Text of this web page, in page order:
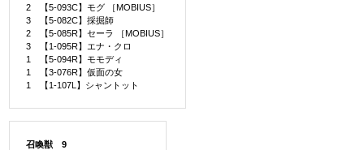
2 【5-093C】モグ ［MOBIUS］
3 【5-082C】採掘師
2 【5-085R】セーラ ［MOBIUS］
3 【1-095R】エナ・クロ
1 【5-094R】モモディ
1 【3-076R】仮面の女
1 【1-107L】シャントット
召喚獣 9